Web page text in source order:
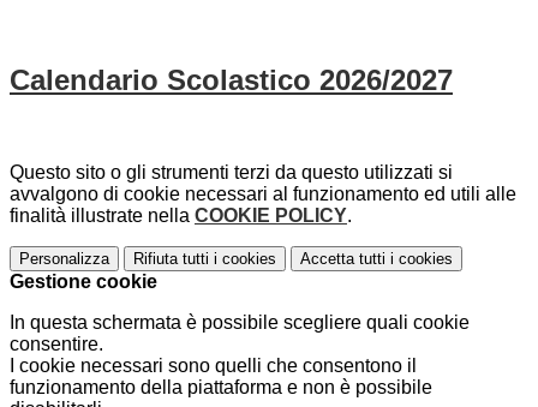
Calendario Scolastico 2026/2027
Questo sito o gli strumenti terzi da questo utilizzati si
avvalgono di cookie necessari al funzionamento ed utili alle
finalità illustrate nella COOKIE POLICY.
Personalizza Rifiuta tutti i cookies Accetta tutti i cookies
Gestione cookie
In questa schermata è possibile scegliere quali cookie
consentire.
I cookie necessari sono quelli che consentono il
funzionamento della piattaforma e non è possibile